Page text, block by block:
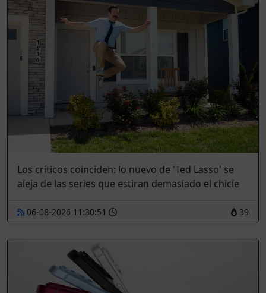
Los críticos coinciden: lo nuevo de 'Ted Lasso' se
aleja de las series que estiran demasiado el chicle
39
06-08-2026 11:30:51